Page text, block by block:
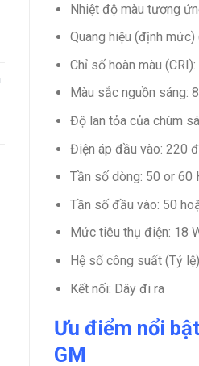
Nhiệt độ màu tương
Quang hiệu (định
Chỉ số hoàn màu (CRI):
Màu sắc nguồn sáng:
Độ lan tỏa của chùm
Điện áp đầu vào:220
Tần số dòng: 50 or 60
Tần số đầu vào: 50
Mức tiêu thụ điện: 18
Hệ số công suất (Tỷ
Kết nối: Dây đi ra
Ưu điểm nổi
GM